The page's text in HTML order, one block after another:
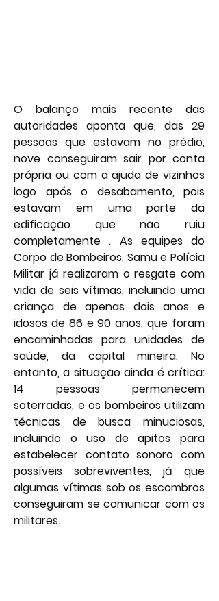
O balanço mais recente das
autoridades aponta que, das 29
pessoas que estavam no prédio,
nove conseguiram sair por conta
própria ou com a ajuda de vizinhos
logo após o desabamento, pois
estavam em uma parte da
edificação que não ruiu
completamente . As equipes do
Corpo de Bombeiros, Samu e Polícia
Militar já realizaram o resgate com
vida de seis vítimas, incluindo uma
criança de apenas dois anos e
idosos de 86 e 90 anos, que foram
encaminhadas para unidades de
saúde, da capital mineira. No
entanto, a situação ainda é crítica:
14 pessoas permanecem
soterradas, e os bombeiros utilizam
técnicas de busca minuciosas,
incluindo o uso de apitos para
estabelecer contato sonoro com
possíveis sobreviventes, já que
algumas vítimas sob os escombros
conseguiram se comunicar com os
militares.